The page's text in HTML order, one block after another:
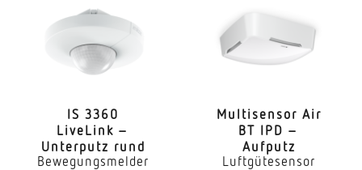
IS 3360
LiveLink –
Unterputz rund
Bewegungsmelder
Multi­sensor Air
BT IPD –
Aufputz
Luftgütesensor